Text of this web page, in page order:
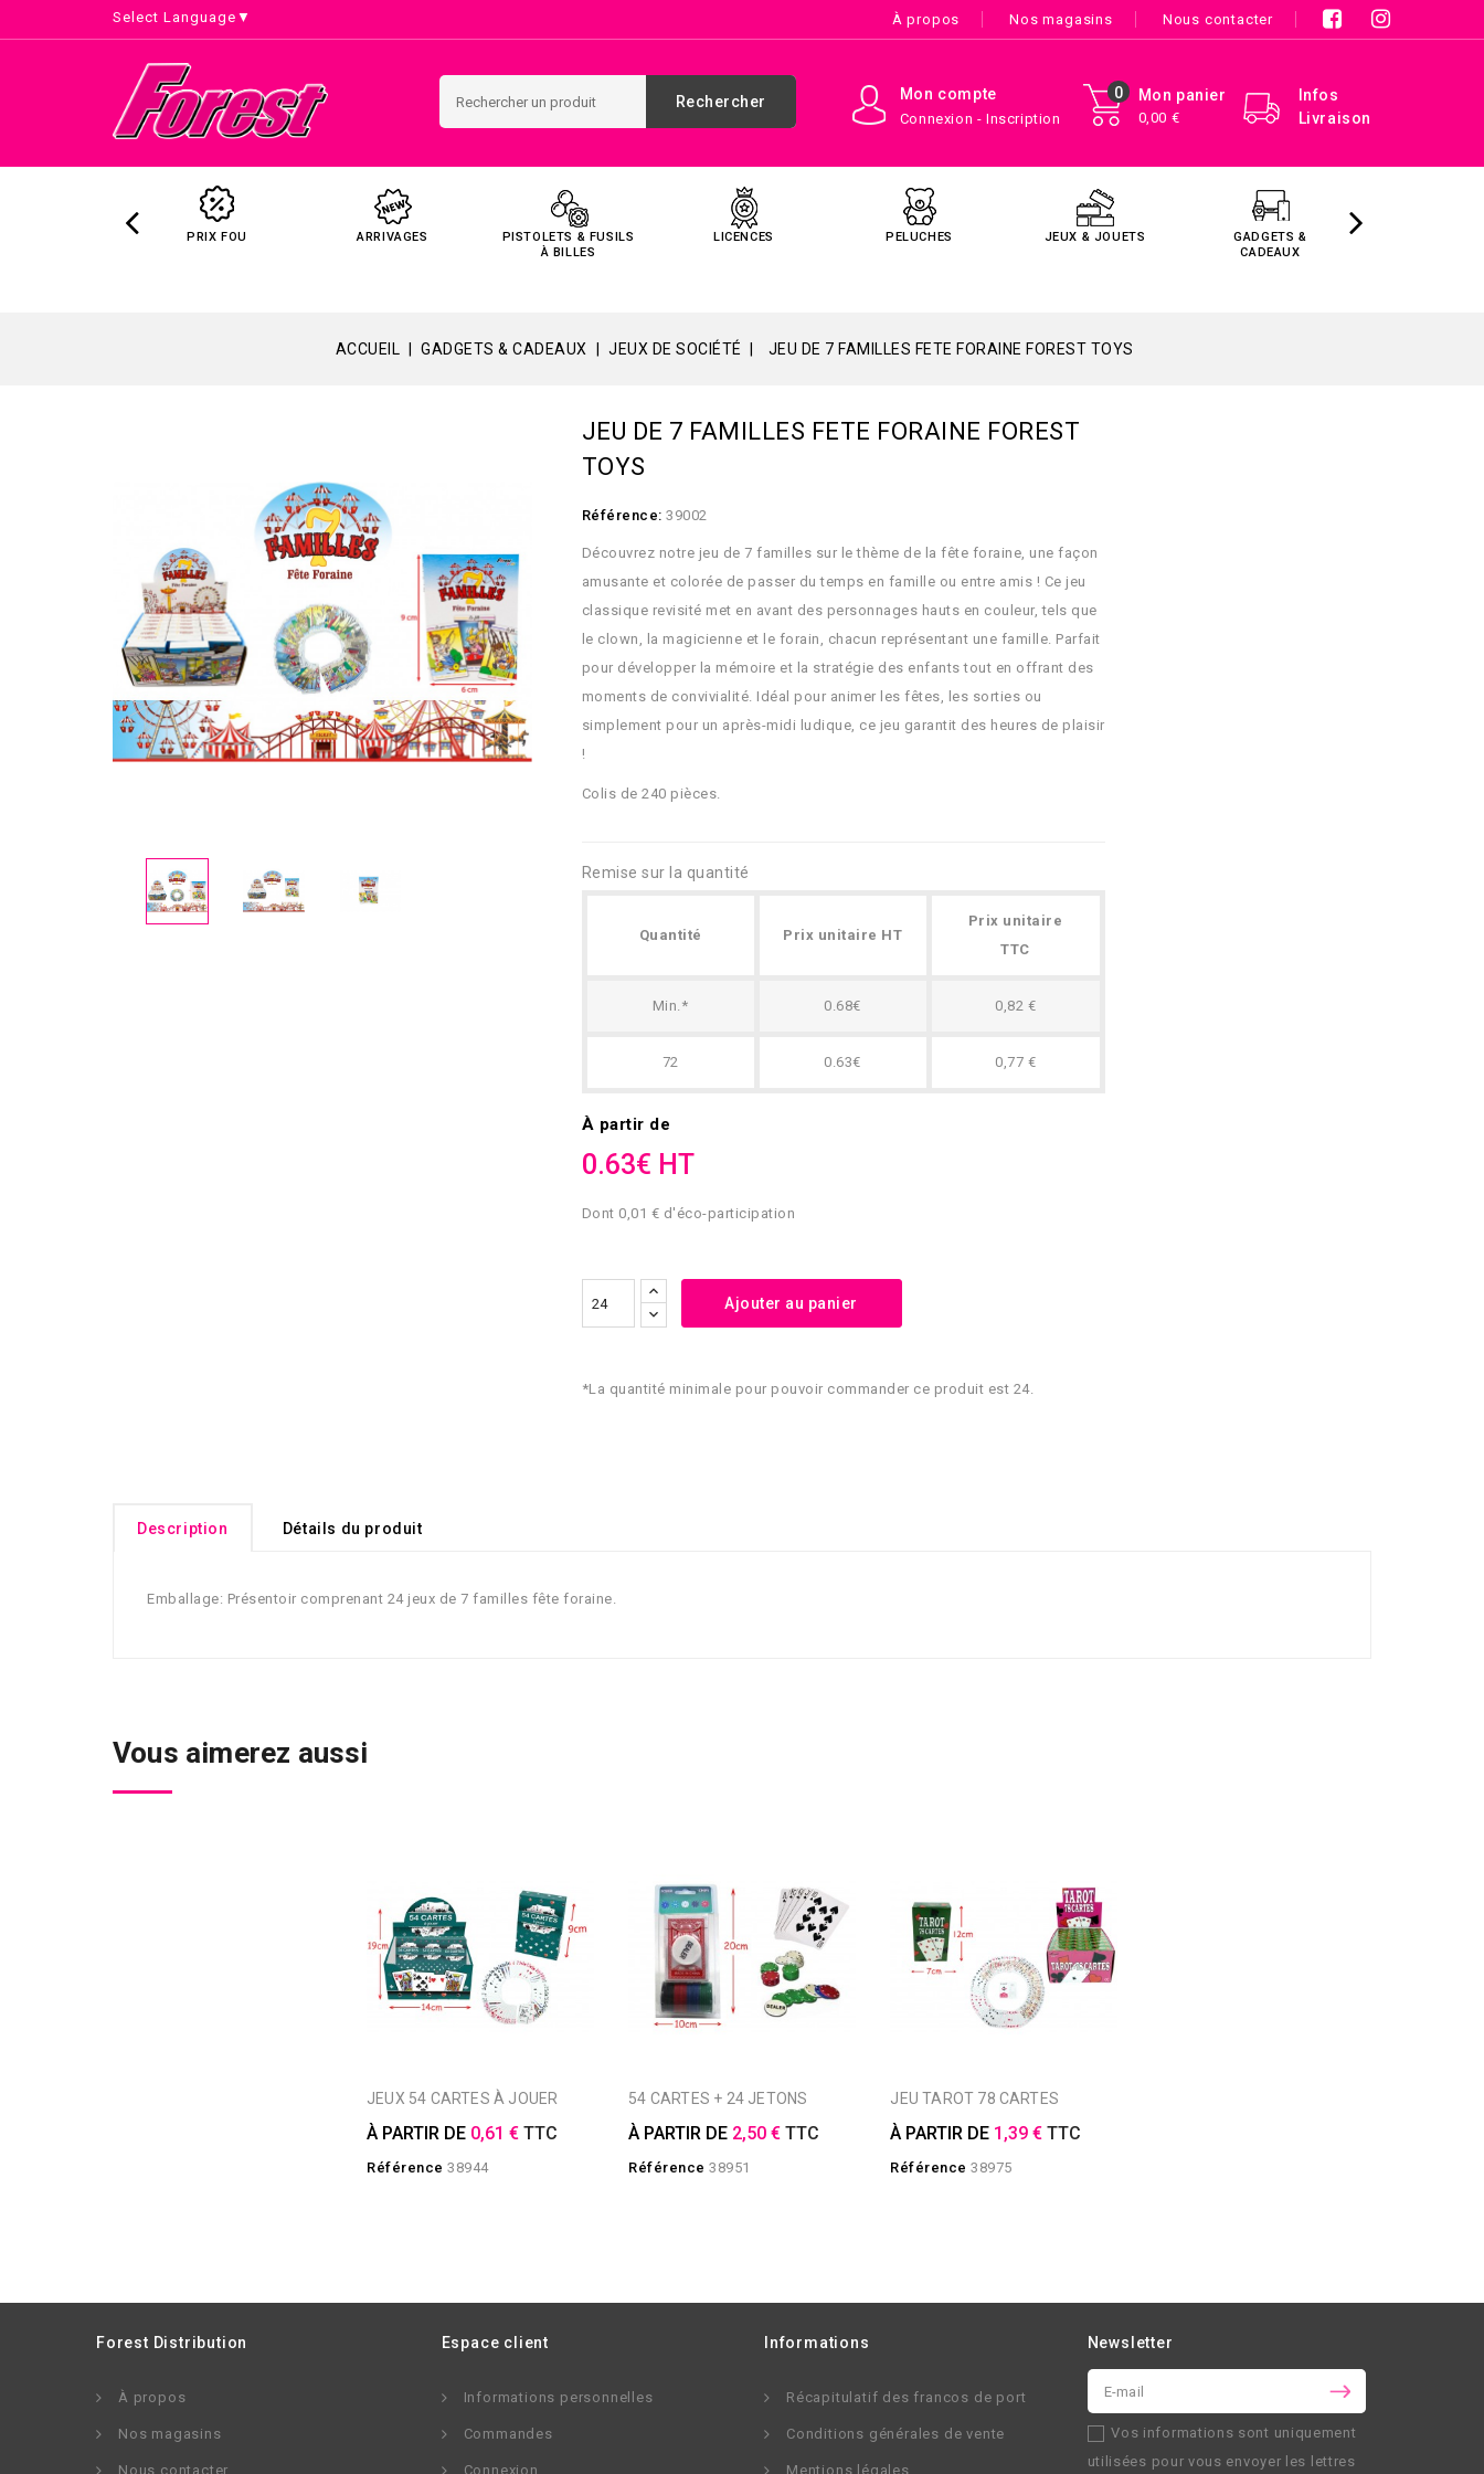
Select Language ▼ À propos Nos magasins Nous contacter
Infos
Livraison
Mon panier
0,00 €
0
Mon compte
Connexion - Inscription
Rechercher
PRIX FOU ARRIVAGES
PISTOLETS & FUSILS
À BILLES
LICENCES PELUCHES JEUX & JOUETS
GADGETS &
CADEAUX
ACCUEIL GADGETS & CADEAUX JEUX DE SOCIÉTÉ JEU DE 7 FAMILLES FETE FORAINE FOREST TOYS
JEU DE 7 FAMILLES FETE FORAINE FOREST
TOYS
Référence: 39002
Découvrez notre jeu de 7 familles sur le thème de la fête foraine, une façon
amusante et colorée de passer du temps en famille ou entre amis ! Ce jeu
classique revisité met en avant des personnages hauts en couleur, tels que
le clown, la magicienne et le forain, chacun représentant une famille. Parfait
pour développer la mémoire et la stratégie des enfants tout en offrant des
moments de convivialité. Idéal pour animer les fêtes, les sorties ou
simplement pour un après-midi ludique, ce jeu garantit des heures de plaisir
!
Colis de 240 pièces.
Remise sur la quantité
Quantité Prix unitaire HT
Prix unitaire
TTC
Min.* 0.68€ 0,82 €
72 0.63€ 0,77 €
À partir de
0.63€ HT
Dont 0,01 € d'éco-participation
Ajouter au panier
*La quantité minimale pour pouvoir commander ce produit est 24.
Description Détails du produit
Emballage: Présentoir comprenant 24 jeux de 7 familles fête foraine.
Vous aimerez aussi
JEUX 54 CARTES À JOUER
À PARTIR DE 0,61 € TTC
Référence 38944
54 CARTES + 24 JETONS
À PARTIR DE 2,50 € TTC
Référence 38951
JEU TAROT 78 CARTES
À PARTIR DE 1,39 € TTC
Référence 38975
Forest Distribution
À propos
Nos magasins
Nous contacter
Espace client
Informations personnelles
Commandes
Connexion
Informations
Récapitulatif des francos de port
Conditions générales de vente
Mentions légales
Newsletter
Vos informations sont uniquement
utilisées pour vous envoyer les lettres